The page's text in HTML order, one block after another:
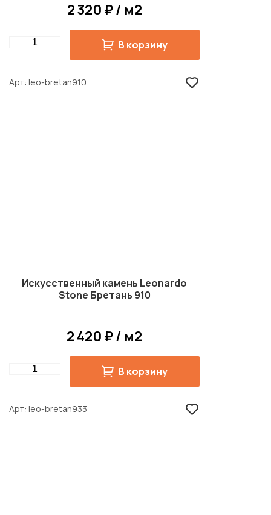
2 320 ₽ / м2
Quantity В корзину
Арт leo-bretan910
Искусственный камень Leonardo
Stone Бретань 910
2 420 ₽ / м2
Quantity В корзину
Арт leo-bretan933